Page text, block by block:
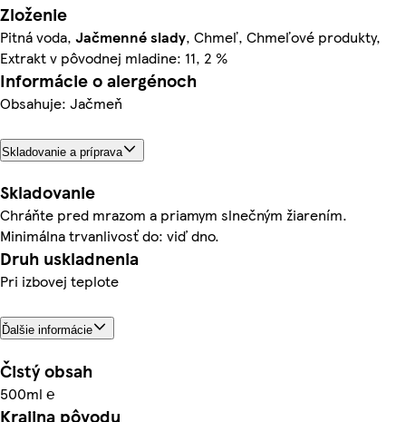
Zloženie
Pitná voda, Jačmenné slady, Chmeľ, Chmeľové produkty,
Extrakt v pôvodnej mladine: 11, 2 %
Informácie o alergénoch
Obsahuje: Jačmeň
Skladovanie a príprava
Skladovanie
Chráňte pred mrazom a priamym slnečným žiarením.
Minimálna trvanlivosť do: viď dno.
Druh uskladnenia
Pri izbovej teplote
Ďalšie informácie
Čistý obsah
500ml ℮
Krajina pôvodu